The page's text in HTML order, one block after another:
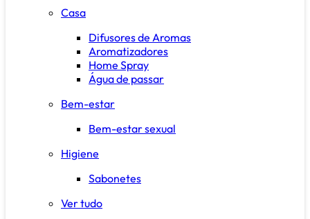
Casa
Difusores de Aromas
Aromatizadores
Home Spray
Água de passar
Bem-estar
Bem-estar sexual
Higiene
Sabonetes
Ver tudo